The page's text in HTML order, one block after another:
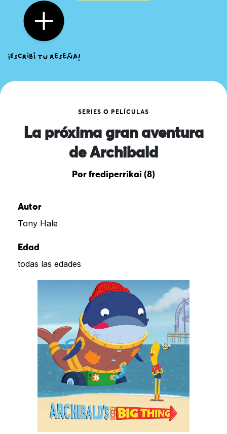
SERIES O PELÍCULAS
La próxima gran aventura
de Archibald
Por frediperrikai (8)
Autor
Tony Hale
Edad
todas las edades